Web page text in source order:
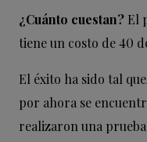
¿Cuánto cuestan? El
tiene un costo de 40
El éxito ha sido tal
por ahora se
realizaron una